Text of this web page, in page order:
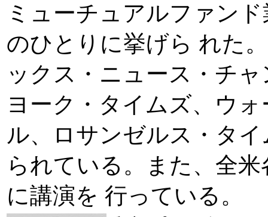
ミューチュアルファン
のひとりに挙げら れた
ックス・ニュース・チ
ヨーク・タイムズ、ウ
ル、ロサンゼルス・タ
られている。また、全
に講演を 行っている。